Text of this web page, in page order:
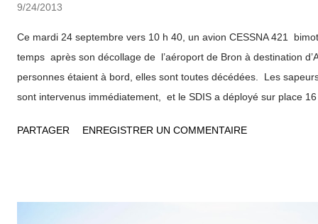
9/24/2013
Ce mardi 24 septembre vers 10 h 40, un avion CESSNA 421
temps après son décollage de l’aéroport de Bron à destination
personnes étaient à bord, elles sont toutes décédées. Les
sont intervenus immédiatement, et le SDIS a déployé sur place
Générale de l’Aviation Civile sont actuellement sur place et
PARTAGER ENREGISTRER UN COMMENTAIRE